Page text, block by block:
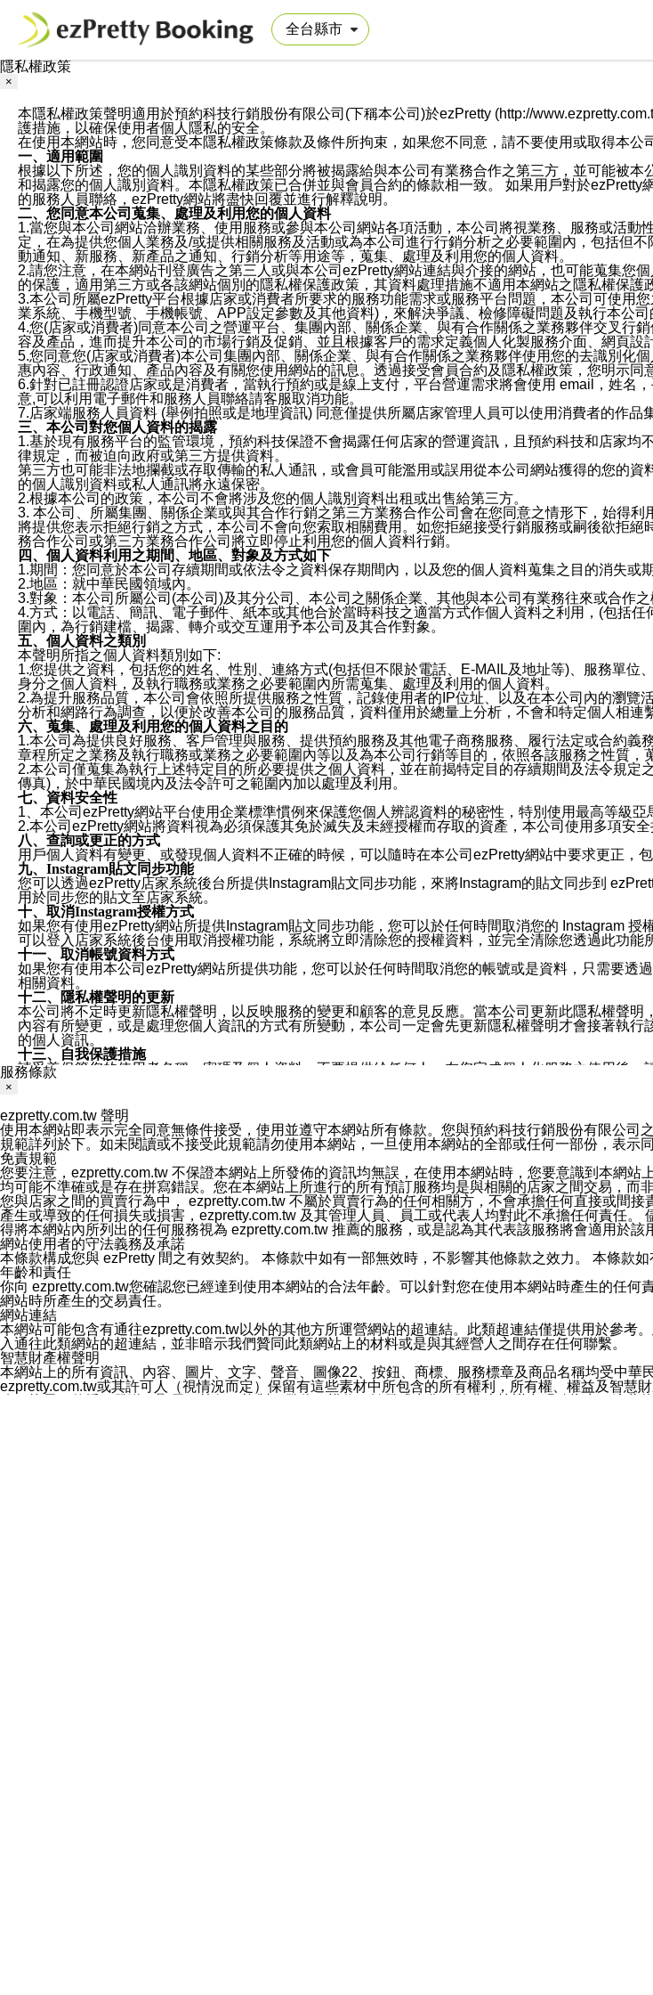
隱私權政策
×
本隱私權政策聲明適用於預約科技行銷股份有限公司(下稱本公司)於ezPretty (http://
護措施，以確保使用者個人隱私的安全。
在使用本網站時，您同意受本隱私權政策條款及條件所拘束，如果您不同意，請不要使用或取得本公
一、適用範圍
根據以下所述，您的個人識別資料的某些部分將被揭露給與本公司有業務合作之第三方，並可能被
和揭露您的個人識別資料。本隱私權政策已合併並與會員合約的條款相一致。 如果用戶對於
的服務人員聯絡，ezPretty網站將盡快回覆並進行解釋說明。
二、您同意本公司蒐集、處理及利用您的個人資料
1.當您與本公司網站洽辦業務、使用服務或參與本公司網站各項活動，本公司將視業務、服務或活
定，在為提供您個人業務及/或提供相關服務及活動或為本公司進行行銷分析之必要範圍內，包括但
動通知、新服務、新產品之通知、行銷分析等用途等，蒐集、處理及利用您的個人資料。
2.請您注意，在本網站刊登廣告之第三人或與本公司ezPretty網站連結與介接的網站，也可能蒐集您
的保護，適用第三方或各該網站個別的隱私權保護政策，其資料處理措施不適用本網站之隱私權保護
3.本公司所屬ezPretty平台根據店家或消費者所要求的服務功能需求或服務平台問題，本公司可使用
業系統、手機型號、手機帳號、APP設定參數及其他資料)，來解決爭議、檢修障礙問題及執行本公
4.您(店家或消費者)同意本公司之營運平台、集團內部、關係企業、與有合作關係之業務夥伴交叉行
容及產品，進而提升本公司的市場行銷及促銷、並且根據客戶的需求定義個人化製服務介面、網頁設
5.您同意您(店家或消費者)本公司集團內部、關係企業、與有合作關係之業務夥伴使用您的去識別化
惠內容、行政通知、產品內容及有關您使用網站的訊息。透過接受會員合約及隱私權政策，您明示
6.針對已註冊認證店家或是消費者，當執行預約或是線上支付，平台營運需求將會使用 email，姓名
意,可以利用電子郵件和服務人員聯絡請客服取消功能。
7.店家端服務人員資料 (舉例拍照或是地理資訊) 同意僅提供所屬店家管理人員可以使用消費者的作品
三、本公司對您個人資料的揭露
1.基於現有服務平台的監管環境，預約科技保證不會揭露任何店家的營運資訊，且預約科技和店家
律規定，而被迫向政府或第三方提供資料。
第三方也可能非法地攔截或存取傳輸的私人通訊，或會員可能濫用或誤用從本公司網站獲得的您的
的個人識別資料或私人通訊將永遠保密。
2.根據本公司的政策，本公司不會將涉及您的個人識別資料出租或出售給第三方。
3. 本公司、所屬集團、關係企業或與其合作行銷之第三方業務合作公司會在您同意之情形下，始得
將提供您表示拒絕行銷之方式，本公司不會向您索取相關費用。如您拒絕接受行銷服務或嗣後欲拒
務合作公司或第三方業務合作公司將立即停止利用您的個人資料行銷。
四、個人資料利用之期間、地區、對象及方式如下
1.期間：您同意於本公司存續期間或依法令之資料保存期間內，以及您的個人資料蒐集之目的消失或
2.地區：就中華民國領域內。
3.對象：本公司所屬公司(本公司)及其分公司、本公司之關係企業、其他與本公司有業務往來或合作之
4.方式：以電話、簡訊、電子郵件、紙本或其他合於當時科技之適當方式作個人資料之利用，(包括
圍內，為行銷建檔、揭露、轉介或交互運用予本公司及其合作對象。
五、個人資料之類別
本聲明所指之個人資料類別如下:
1.您提供之資料，包括您的姓名、性別、連絡方式(包括但不限於電話、E-MAIL及地址等)、服務單
身分之個人資料，及執行職務或業務之必要範圍內所需蒐集、處理及利用的個人資料。
2.為提升服務品質，本公司會依照所提供服務之性質，記錄使用者的IP位址、以及在本公司內的瀏
分析和網路行為調查，以便於改善本公司的服務品質，資料僅用於總量上分析，不會和特定個人相連
六、蒐集、處理及利用您的個人資料之目的
1.本公司為提供良好服務、客戶管理與服務、提供預約服務及其他電子商務服務、履行法定或合約
章程所定之業務及執行職務或業務之必要範圍內等以及為本公司行銷等目的，依照各該服務之性質，
2.本公司僅蒐集為執行上述特定目的所必要提供之個人資料，並在前揭特定目的存續期間及法令規
傳真)，於中華民國境內及法令許可之範圍內加以處理及利用。
七、資料安全性
1、本公司ezPretty網站平台使用企業標準慣例來保護您個人辨認資料的秘密性，特別使用最高等級
2.本公司ezPretty網站將資料視為必須保護其免於滅失及未經授權而存取的資產，本公司使用多項安
八、查詢或更正的方式
用戶個人資料有變更、或發現個人資料不正確的時候，可以隨時在本公司ezPretty網站中要求更正，
九、Instagram貼文同步功能
您可以透過ezPretty店家系統後台所提供Instagram貼文同步功能，來將Instagram的貼文同步到
用於同步您的貼文至店家系統。
十、取消Instagram授權方式
如果您有使用ezPretty網站所提供Instagram貼文同步功能，您可以於任何時間取消您的 Instagram
可以登入店家系統後台使用取消授權功能，系統將立即清除您的授權資料，並完全清除您透過此功能
十一、取消帳號資料方式
如果您有使用本公司ezPretty網站所提供功能，您可以於任何時間取消您的帳號或是資料，只需要透
相關資料。
十二、隱私權聲明的更新
本公司將不定時更新隱私權聲明，以反映服務的變更和顧客的意見反應。當本公司更新此隱私權聲
內容有所變更，或是處理您個人資訊的方式有所變動，本公司一定會先更新隱私權聲明才會接著執
的個人資訊。
十三、自我保護措施
請妥善保管您的使用者名稱、密碼及個人資料，不要提供給任何人。在您完成個人化服務之使用後
窗，以防止他人讀取您的個人資料、信件或進入所機關管理區。
您同意本公司網站，透過您所提供的郵件地址與您取得聯絡並傳送或宣傳本網站各項服務之資料或
停止接收這些資料或電子郵件。
十五、訊息通知
本公司/本服務將以通知型訊息傳送重要訊息給您。即使未加入本公司/本服務好友，您仍可接收到通
本公司/本服務傳送之通知型訊息以對您有效且重要的訊息為限，以廣告或其他目的的訊息皆不會被
1.LINE 帳號設定的電話號碼與本公司/本服務所傳來的電話號碼比對相符。
2.該 LINE 帳號已在 LINE APP 設定中，同意接收通知型訊息。
3.LINE 帳號未封鎖傳送訊息之 LINE 官方帳號。
欲變更通知型訊息的設定，操作如下：
1.點選「主頁」＞「設定」
2.點選「隱私設定」
3.點選「提供使用資料」
4.點選「LINE通知型訊息」
5.開關「接收LINE通知型訊息」
❗️關閉「接收通知型訊息」後，將不會接收到來自任何企業官方帳號或認證官方帳號的通知型訊息。
服務條款
×
ezpretty.com.tw 聲明
使用本網站即表示完全同意無條件接受，使用並遵守本網站所有條款。您與預約科技行銷股份有限公
規範詳列於下。如未閱讀或不接受此規範請勿使用本網站，一旦使用本網站的全部或任何一部份，表示
免責規範
您要注意，ezpretty.com.tw 不保證本網站上所發佈的資訊均無誤，在使用本網站時，您要意識到本網
均可能不準確或是存在拼寫錯誤。您在本網站上所進行的所有預訂服務均是與相關的店家之間交易，而
您與店家之間的買賣行為中， ezpretty.com.tw 不屬於買賣行為的任何相關方，不會承擔任何直接或間
產生或導致的任何損失或損害，ezpretty.com.tw 及其管理人員、員工或代表人均對此不承擔任何責任
得將本網站內所列出的任何服務視為 ezpretty.com.tw 推薦的服務，或是認為其代表該服務將會適用於
網站使用者的守法義務及承諾
本條款構成您與 ezPretty 間之有效契約。 本條款中如有一部無效時，不影響其他條款之效力。 本條款
年齡和責任
你向 ezpretty.com.tw您確認您已經達到使用本網站的合法年齡。可以針對您在使用本網站時產生的任
網站時所產生的交易責任。
網站連結
本網站可能包含有通往ezpretty.com.tw以外的其他方所運營網站的超連結。此類超連結僅提供用於參考
入通往此類網站的超連結，並非暗示我們贊同此類網站上的材料或是與其經營人之間存在任何聯繫。
智慧財產權聲明
本網站上的所有資訊、內容、圖片、文字、聲音、圖像22、按鈕、商標、服務標章及商品名稱均受中
ezpretty.com.tw或其許可人（視情況而定）保留有這些素材中所包含的所有權利，所有權、權益及智